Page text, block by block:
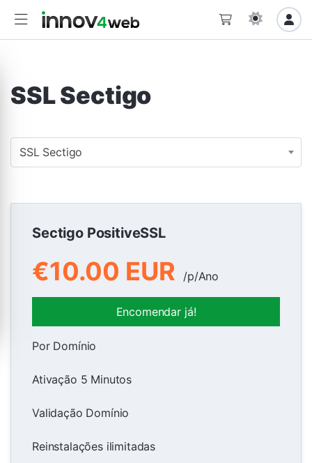
SSL Sectigo
SSL Sectigo
Sectigo PositiveSSL
€10.00 EUR /p/Ano
Encomendar já!
Por Domínio
Ativação 5 Minutos
Validação Domínio
Reinstalações ilimitadas